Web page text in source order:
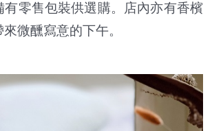
有零售包裝供選購。店內亦有香檳
微醺寫意的下午。